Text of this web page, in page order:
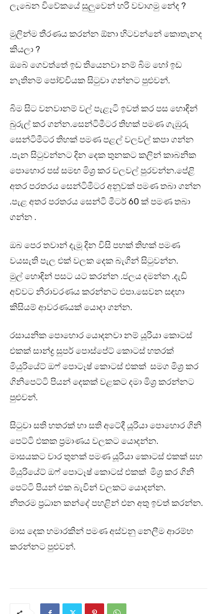
ලැබෙන විවේකයේ සුලුවෙන් හරි වවාගමු නේද ?
මුලින්ම තීරණය කරන්න ඕනා හිටවන්නේ කොතැනද
කියලා ?
ඔබේ ගෙවත්තේ ඉඩ තියෙනවා නම් බිම හෝ ඉඩ
නැතිනම් පෝච්චියක සිටුවා ගන්නට පුළුවන්.
බිම සිට වනවානම් වල් පැළෑටි ඉවත් කර පස හොඳින්
බුරුල් කර ගන්න.සෙන්ටිමීටර තිහක් පමණ ගැඹුරු
සෙන්ටිමීටර තිහක් පමණ පළල් වලවල් කපා ගන්න
.පැන සිටුවන්නට දින දෙක තුනකට කලින් කාබනික
පොහොර පස් සමඟ මිශ්‍ර කර වලවල් පුරවන්න.පේළි
අතර පරතරය සෙන්ටිමීටර අනූවක් පමණ තබා ගන්න
.පැළ අතර පරතරය සෙන්ටි මීටර් 60 ක් පමණ තබා
ගන්න .
ඔබ පෙර තවාන් දැමූ දින විසි පහක් තිහක් පමණ
වයසැති පැල එක් වලක දෙක බැගින් සිටුවන්න.
මුල් හොඳින් පසට යට කරන්න .ජලය දමන්න .දැඩි
අව්වට නිරාවරණය කරන්නට එපා.සෙවන සඳහා
කිසියම් ආවරණයක් යොදා ගන්න.
රසායනික පොහොර යොදනවා නම් යූරියා කොටස්
එකක් සාන්ද්‍ර සුපර් පොස්පේට් කොටස් හතරක්
මියුරියේට් ඔෆ් පොටෑෂ් කොටස් එකක් සමග මිශ්‍ර කර
ගිනිපෙට්ටි පියන් දෙකක් වළකට දමා මිශ්‍ර කරන්නට
පුළුවන්.
සිටුවා සති හතරක් හා සති අටේදී යූරියා පොහොර ගිනි
පෙට්ටි එකක ප්‍රමාණය වලකට යොදන්න.
මාසයකට වාර තුනක් පමණ යූරියා කොටස් එකක් සහ
මියුරියේට් ඔෆ් පොටෑෂ් කොටස් එකක් මිශ්‍ර කර ගිනි
පෙට්ටි පියන් එක බැවින් වලකට යොදන්න.
නිතරම ප්‍රධාන කන්දේ පහළින් එන අතු ඉවත් කරන්න.
මාස දෙක හමාරකින් පමණ අස්වනු නෙලීම ආරම්භ
කරන්නට පුළුවන්.